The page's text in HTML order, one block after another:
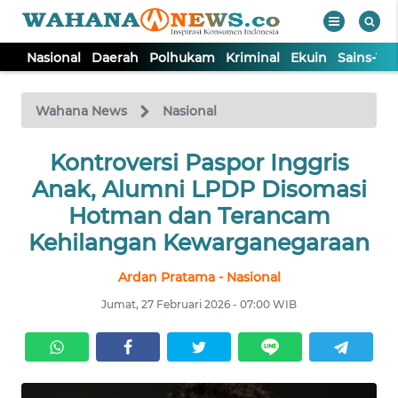
Nasional Daerah Polhukam Kriminal Ekuin Sains-
Wahana News Nasional
Kontroversi Paspor Inggris
Anak, Alumni LPDP Disomasi
Hotman dan Terancam
Kehilangan Kewarganegaraan
Ardan Pratama - Nasional
Jumat, 27 Februari 2026 - 07:00 WIB
TV
Tutup
NASIONAL
DAERAH
EKUIN